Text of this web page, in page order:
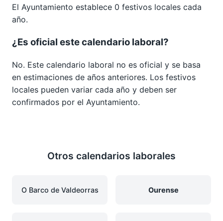
El Ayuntamiento establece 0 festivos locales cada
año.
¿Es oficial este calendario laboral?
No. Este calendario laboral no es oficial y se basa
en estimaciones de años anteriores. Los festivos
locales pueden variar cada año y deben ser
confirmados por el Ayuntamiento.
Otros calendarios laborales
O Barco de Valdeorras Ourense